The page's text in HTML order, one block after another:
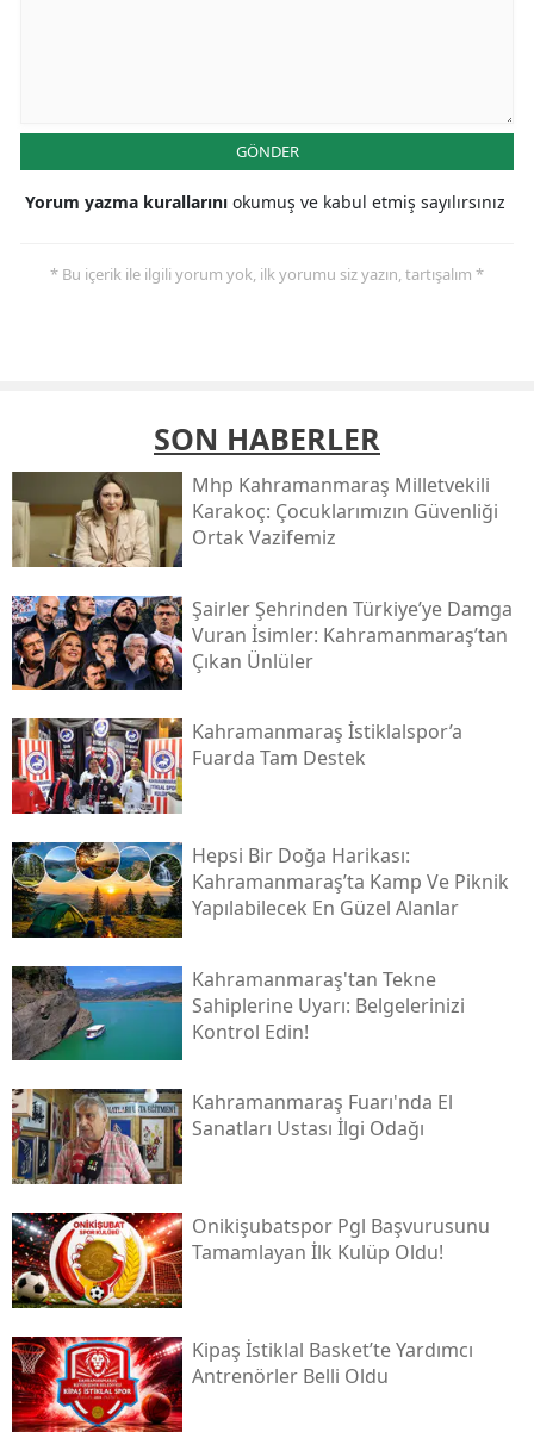
GÖNDER
Yorum yazma kurallarını okumuş ve kabul etmiş sayılırsınız
* Bu içerik ile ilgili yorum yok, ilk yorumu siz yazın, tartışalım *
SON HABERLER
Mhp Kahramanmaraş Milletvekili
Karakoç: Çocuklarımızın Güvenliği
Ortak Vazifemiz
Şairler Şehrinden Türkiye’ye Damga
Vuran İsimler: Kahramanmaraş’tan
Çıkan Ünlüler
Kahramanmaraş İstiklalspor’a
Fuarda Tam Destek
Hepsi Bir Doğa Harikası:
Kahramanmaraş’ta Kamp Ve Piknik
Yapılabilecek En Güzel Alanlar
Kahramanmaraş'tan Tekne
Sahiplerine Uyarı: Belgelerinizi
Kontrol Edin!
Kahramanmaraş Fuarı'nda El
Sanatları Ustası İlgi Odağı
Onikişubatspor Pgl Başvurusunu
Tamamlayan İlk Kulüp Oldu!
Kipaş İstiklal Basket’te Yardımcı
Antrenörler Belli Oldu